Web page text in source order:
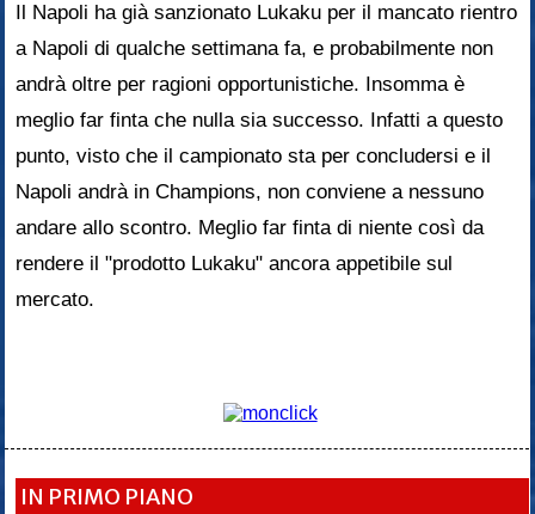
Il Napoli ha già sanzionato Lukaku per il mancato rientro
a Napoli di qualche settimana fa, e probabilmente non
andrà oltre per ragioni opportunistiche. Insomma è
meglio far finta che nulla sia successo. Infatti a questo
punto, visto che il campionato sta per concludersi e il
Napoli andrà in Champions, non conviene a nessuno
andare allo scontro. Meglio far finta di niente così da
rendere il "prodotto Lukaku" ancora appetibile sul
mercato.
IN PRIMO PIANO